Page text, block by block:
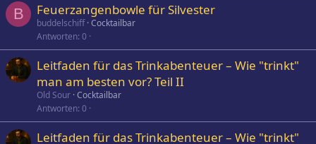
B Feuerzangenbowle für Silvester
buddelschiff Cocktailbar
Antworten 0
Leitfaden für das Trinkabenteuer – Wie "trinkt"
man am besten vor? Teil II
Old Sour Cocktailbar
Antworten 0
Leitfaden für das Trinkabenteuer – Wie "trinkt"